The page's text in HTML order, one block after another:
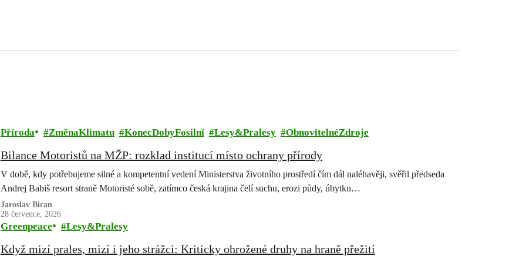
Příroda ZměnaKlimatu KonecDobyFosilní Lesy&Pralesy ObnovitelnéZdroje
Bilance Motoristů na MŽP: rozklad institucí místo ochrany přírody
V době, kdy potřebujeme silné a kompetentní vedení Ministerstva životního prostředí čím dál naléhavěji, svěřil předseda
Andrej Babiš resort straně Motoristé sobě, zatímco česká krajina čelí suchu, erozi půdy, úbytku…
Jaroslav Bican
28 července, 2026
Greenpeace Lesy&Pralesy
Když mizí prales, mizí i jeho strážci: Kriticky ohrožené druhy na hraně přežití